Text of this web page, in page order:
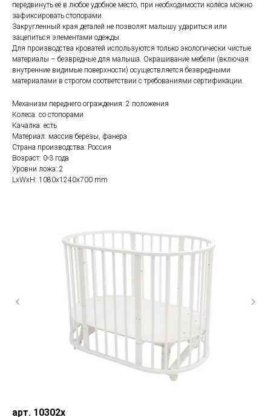
передвинуть её в любое удобное место, при необходимости колёса можно
зафиксировать стопорами.
Закругленный края деталей не позволят малышу удариться или
зацепиться элементами одежды.
Для производства кроватей используются только экологически чистые
материалы – безвредные для малыша. Окрашивание мебели (включая
внутренние видимые поверхности) осуществляется безвредными
материалами в строгом соответствии с требованиями сертификации.
Механизм переднего ограждения: 2 положения
Колеса: со стопорами
Качалка: есть
Материал: массив берёзы, фанера
Страна производства: Россия
Возраст: 0-3 года
Уровни ложа: 2
LxWxH: 1080x1240x700 mm
арт. 10302х